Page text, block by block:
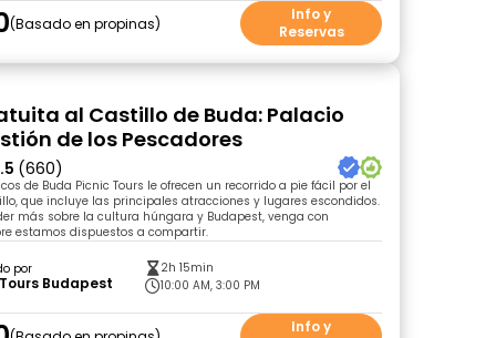
Basado en propinas
Info y
Reservas
al Castillo de Buda: Palacio
de los Pescadores
(660)
de Buda Picnic Tours le ofrecen un recorrido a pie fácil por el
que incluye las principales atracciones y lugares escondidos.
más sobre la cultura húngara y Budapest, venga con
estamos dispuestos a compartir.
por
Budapest
2h 15min
10:00 AM, 3:00 PM
Info y